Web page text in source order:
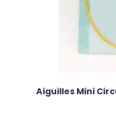
Aiguilles Mini